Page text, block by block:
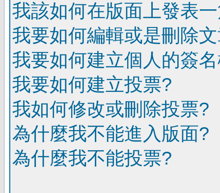
我該如何在版面上發表
我要如何編輯或是刪除
我要如何建立個人的簽
我要如何建立投票?
我如何修改或刪除投票?
為什麼我不能進入版面?
為什麼我不能投票?